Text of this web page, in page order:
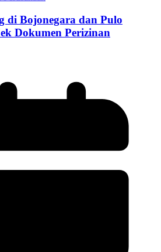
di Bojonegara dan Pulo
Dokumen Perizinan